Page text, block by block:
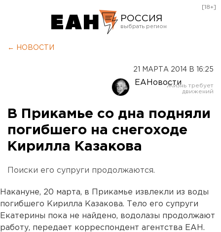
РОССИЯ
Оренбург
[18+]
← НОВОСТИ
21 МАРТА 2014 В 16:25
ЕАНовости
В Прикамье со дна подняли
погибшего на снегоходе
Кирилла Казакова
Поиски его супруги продолжаются.
Накануне, 20 марта, в Прикамье извлекли из воды
погибшего Кирилла Казакова. Тело его супруги
Екатерины пока не найдено, водолазы продолжают
работу, передает корреспондент агентства ЕАН.